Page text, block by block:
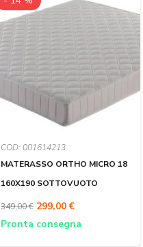
COD: 001614213
MATERASSO ORTHO MICRO 18
160X190 SOTTOVUOTO
349,00 € 299,00 €
Pronta consegna